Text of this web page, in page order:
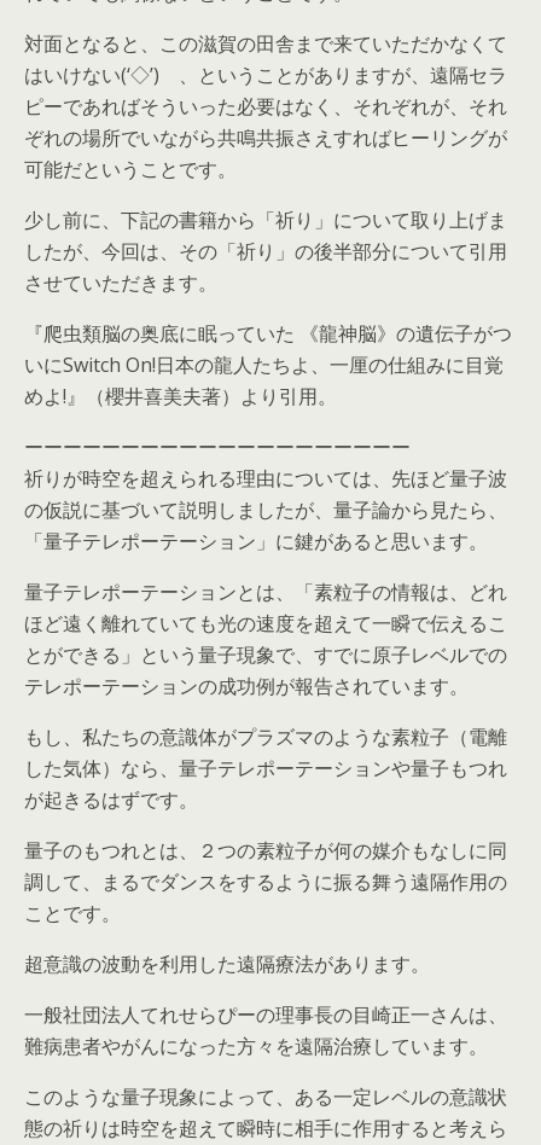
対面となると、この滋賀の田舎まで来ていただかなくて
はいけない(‘◇’)ゞ、ということがありますが、遠隔セラ
ピーであればそういった必要はなく、それぞれが、それ
ぞれの場所でいながら共鳴共振さえすればヒーリングが
可能だということです。
少し前に、下記の書籍から「祈り」について取り上げま
したが、今回は、その「祈り」の後半部分について引用
させていただきます。
『爬虫類脳の奥底に眠っていた 《龍神脳》の遺伝子がつ
いにSwitch On!日本の龍人たちよ、一厘の仕組みに目覚
めよ!』（櫻井喜美夫著）より引用。
ーーーーーーーーーーーーーーーーーーーー
祈りが時空を超えられる理由については、先ほど量子波
の仮説に基づいて説明しましたが、量子論から見たら、
「量子テレポーテーション」に鍵があると思います。
量子テレポーテーションとは、「素粒子の情報は、どれ
ほど遠く離れていても光の速度を超えて一瞬で伝えるこ
とができる」という量子現象で、すでに原子レベルでの
テレポーテーションの成功例が報告されています。
もし、私たちの意識体がプラズマのような素粒子（電離
した気体）なら、量子テレポーテーションや量子もつれ
が起きるはずです。
量子のもつれとは、２つの素粒子が何の媒介もなしに同
調して、まるでダンスをするように振る舞う遠隔作用の
ことです。
超意識の波動を利用した遠隔療法があります。
一般社団法人てれせらぴーの理事長の目崎正一さんは、
難病患者やがんになった方々を遠隔治療しています。
このような量子現象によって、ある一定レベルの意識状
態の祈りは時空を超えて瞬時に相手に作用すると考えら